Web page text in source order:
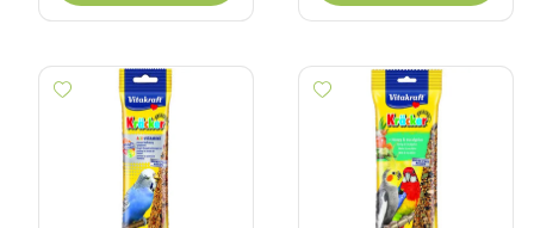
Add wishlist
Add wishlist